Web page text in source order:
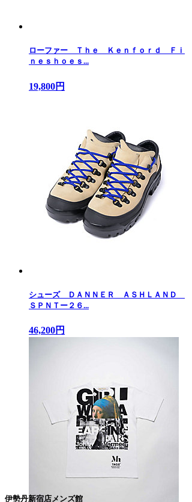
ローファー Ｔｈｅ Ｋｅｎｆｏｒｄ Ｆｉ
ｎｅｓｈｏｅｓ...
19,800円
シューズ ＤＡＮＮＥＲ ＡＳＨＬＡＮＤ
ＳＰＮＴー２６...
46,200円
伊勢丹新宿店メンズ館